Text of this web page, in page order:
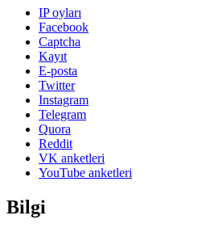
IP oyları
Facebook
Captcha
Kayıt
E-posta
Twitter
Instagram
Telegram
Quora
Reddit
VK anketleri
YouTube anketleri
Bilgi